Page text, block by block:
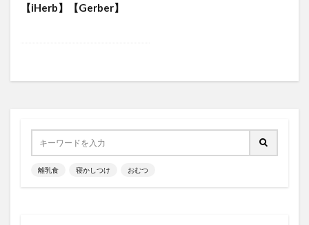
【iHerb】【Gerber】
離乳食 寝かしつけ おむつ